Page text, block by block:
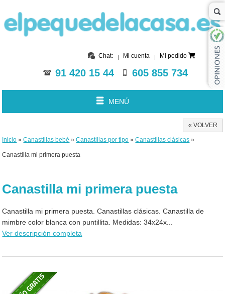
Chat: Mi cuenta Mi pedido
91 420 15 44 605 855 734
MENÚ
« VOLVER
Inicio »Canastillas bebé »Canastillas por tipo »Canastillas clásicas »
Canastilla mi primera puesta
Canastilla mi primera puesta
Canastilla mi primera puesta. Canastillas clásicas. Canastilla de
mimbre color blanca con puntillita. Medidas: 34x24x...
Ver descripción completa